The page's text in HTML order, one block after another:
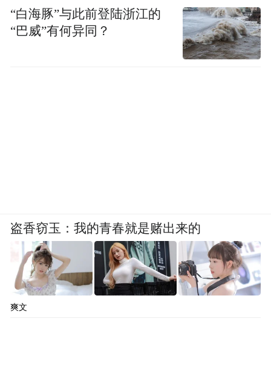
“白海豚”与此前登陆浙江的
“巴威”有何异同？
盗香窃玉：我的青春就是赌出来的
爽文